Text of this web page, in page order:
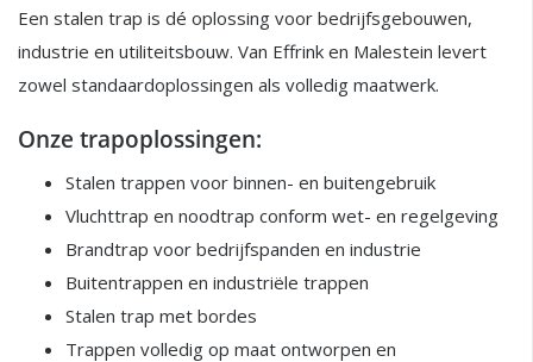
Een stalen trap is dé oplossing voor bedrijfsgebouwen,
industrie en utiliteitsbouw. Van Effrink en Malestein levert
zowel standaardoplossingen als volledig maatwerk.
Onze trapoplossingen:
Stalen trappen voor binnen- en buitengebruik
Vluchttrap en noodtrap conform wet- en regelgeving
Brandtrap voor bedrijfspanden en industrie
Buitentrappen en industriële trappen
Stalen trap met bordes
Trappen volledig op maat ontworpen en